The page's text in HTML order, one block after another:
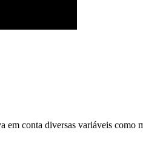
em conta diversas variáveis como